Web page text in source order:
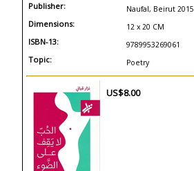
Publisher: Naufal, Beirut 2015
Dimensions: 12 x 20 CM
ISBN-13: 9789953269061
Topic: Poetry
US$8.00